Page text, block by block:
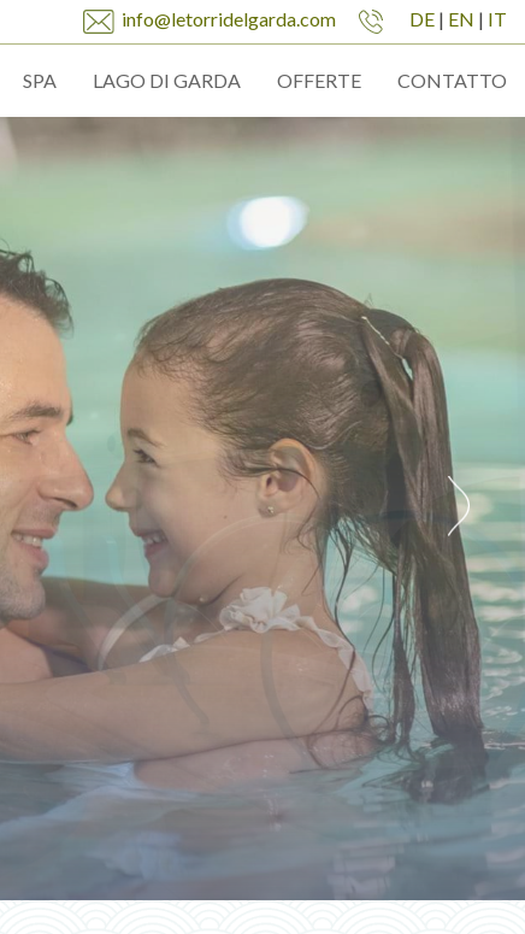
info@letorridelgarda.com DE | EN | IT
SPA LAGO DI GARDA OFFERTE CONTATTO